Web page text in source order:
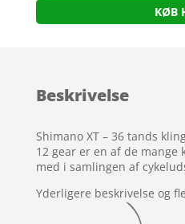
KØB
Beskrivelse
Shimano XT – 36 tands
12 gear er en af de mange
med i samlingen af
Yderligere beskrivelse og